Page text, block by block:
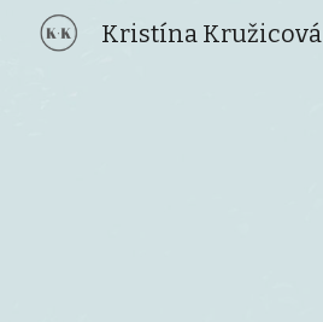
Kristína Kružicová